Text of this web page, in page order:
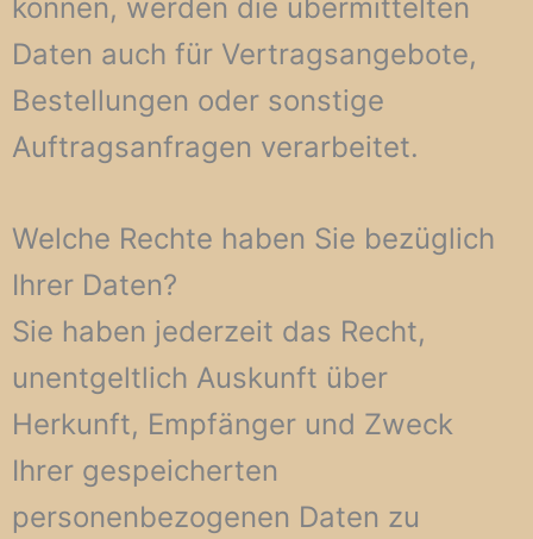
können, werden die übermittelten
Daten auch für Vertragsangebote,
Bestellungen oder sonstige
Auftragsanfragen verarbeitet.
Welche Rechte haben Sie bezüglich
Ihrer Daten?
Sie haben jederzeit das Recht,
unentgeltlich Auskunft über
Herkunft, Empfänger und Zweck
Ihrer gespeicherten
personenbezogenen Daten zu